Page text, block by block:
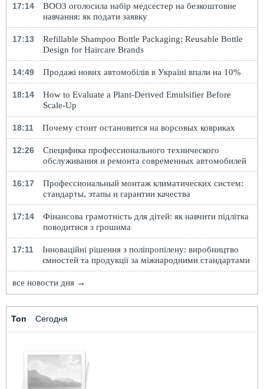
17:14
ВООЗ оголосила набір медсестер на безкоштовне
навчання: як подати заявку
17:13
Refillable Shampoo Bottle Packaging: Reusable Bottle
Design for Haircare Brands
14:49 Продажі нових автомобілів в Україні впали на 10%
18:14
How to Evaluate a Plant-Derived Emulsifier Before
Scale-Up
18:11 Почему стоит остановится на ворсовых ковриках
12:26
Специфика профессионального технического
обслуживания и ремонта современных автомобилей
16:17
Профессиональный монтаж климатических систем:
стандарты, этапы и гарантии качества
17:14
Фінансова грамотність для дітей: як навчити підлітка
поводитися з грошима
17:11
Інноваційні рішення з поліпропілену: виробництво
ємностей та продукції за міжнародними стандартами
все новости дня →
Топ Сегодня